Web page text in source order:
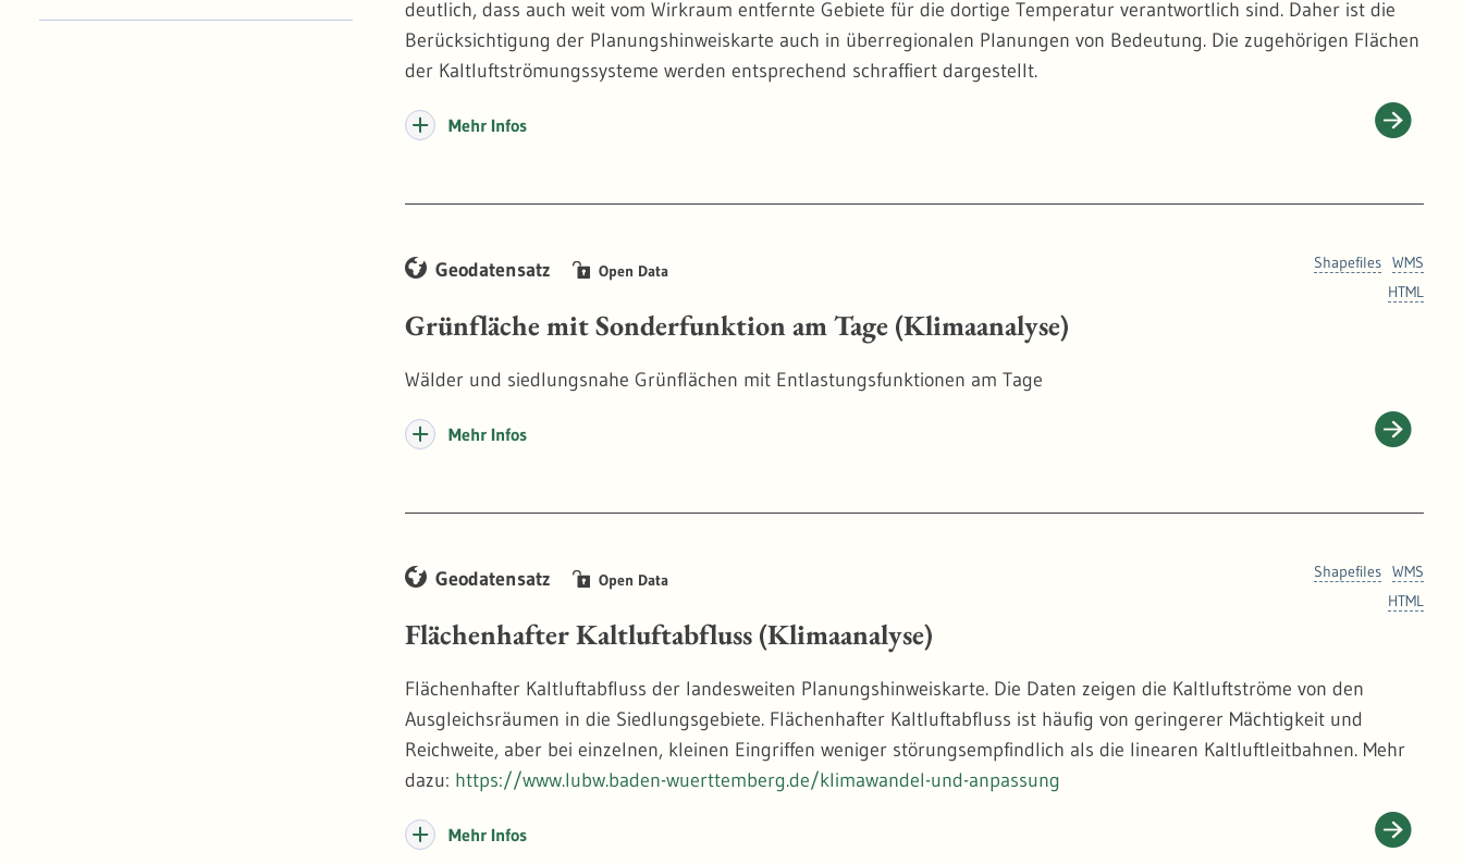
deutlich, dass auch weit vom Wirkraum entfernte Gebiete für die dortige Temperatur verantwortlich sind. Daher ist die
Berücksichtigung der Planungshinweiskarte auch in überregionalen Planungen von Bedeutung. Die zugehörigen Flächen
der Kaltluftströmungssysteme werden entsprechend schraffiert dargestellt.
Mehr Infos
WMS
Shapefiles
HTML
Geodatensatz Open Data
Grünfläche mit Sonderfunktion am Tage (Klimaanalyse)
Wälder und siedlungsnahe Grünflächen mit Entlastungsfunktionen am Tage
Mehr Infos
WMS
Shapefiles
HTML
Geodatensatz Open Data
Flächenhafter Kaltluftabfluss (Klimaanalyse)
Flächenhafter Kaltluftabfluss der landesweiten Planungshinweiskarte. Die Daten zeigen die Kaltluftströme von den
Ausgleichsräumen in die Siedlungsgebiete. Flächenhafter Kaltluftabfluss ist häufig von geringerer Mächtigkeit und
Reichweite, aber bei einzelnen, kleinen Eingriffen weniger störungsempfindlich als die linearen Kaltluftleitbahnen. Mehr
dazu: https://www.lubw.baden-wuerttemberg.de/klimawandel-und-anpassung
Mehr Infos